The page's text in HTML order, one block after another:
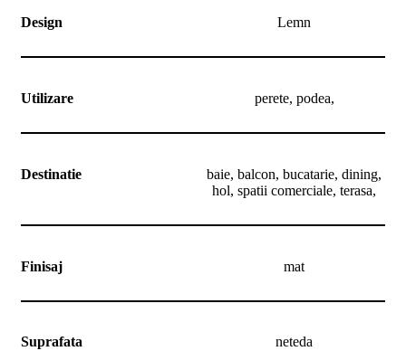
Design Lemn
Utilizare perete, podea,
Destinatie
baie, balcon, bucatarie, dining,
hol, spatii comerciale, terasa,
Finisaj mat
Suprafata neteda